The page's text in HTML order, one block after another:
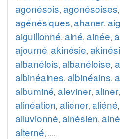
agonésois, agonésoises,
agénésiques, ahaner,
aiguillonné, ainé, ainée,
ajourné, akinésie,
albanélois, albanéloise,
albinéaines, albinéains,
albuminé, aleviner, aliner,
alinéation, aliéner, aliéné,
alluvionné, alnésien,
alterné, ....